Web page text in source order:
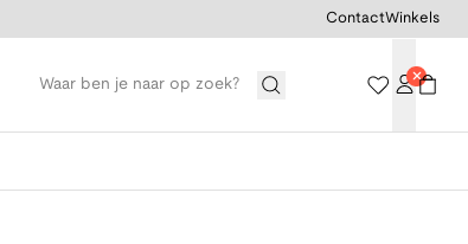
ContactWinkels